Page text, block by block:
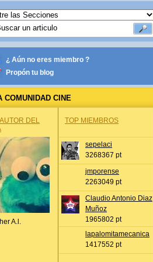
¿ Aún no eres miembro ?
Propón tu blog
COMUNIDAD CINE
DEL
A.l.
TOP MIEMBROS
sepelaci
3268367 pt
jmporense
2263049 pt
Claudio Antonio Diaz
Muñoz
1965802 pt
lapalomitamecanica
1417552 pt